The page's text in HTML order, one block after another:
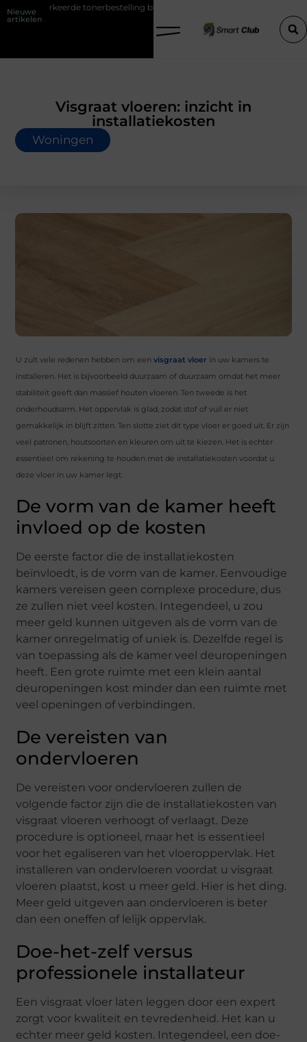
Nieuwe
artikelen
tonerbestelling bij HP printers
Visgraat vloeren: inzicht in
installatiekosten
Woningen
U zult vele redenen hebben om een ​​visgraat vloer in uw kamers te
installeren. Het is bijvoorbeeld duurzaam of duurzaam omdat het meer
stabiliteit geeft dan massief houten vloeren. Ten tweede is het
onderhoudsarm. Het oppervlak is glad, zodat stof of vuil er niet
gemakkelijk in blijft zitten. Ten slotte ziet dit type vloer er goed uit. Er zijn
veel patronen, houtsoorten en kleuren om uit te kiezen. Het is echter
essentieel om rekening te houden met de installatiekosten voordat u
deze vloer in uw kamer legt.
De vorm van de kamer heeft
invloed op de kosten
De eerste factor die de installatiekosten
beïnvloedt, is de vorm van de kamer. Eenvoudige
kamers vereisen geen complexe procedure, dus
ze zullen niet veel kosten. Integendeel, u zou
meer geld kunnen uitgeven als de vorm van de
kamer onregelmatig of uniek is. Dezelfde regel is
van toepassing als de kamer veel deuropeningen
heeft. Een grote ruimte met een klein aantal
deuropeningen kost minder dan een ruimte met
veel openingen of verbindingen.
De vereisten van
ondervloeren
De vereisten voor ondervloeren zullen de
volgende factor zijn die de installatiekosten van
visgraat vloeren verhoogt of verlaagt. Deze
procedure is optioneel, maar het is essentieel
voor het egaliseren van het vloeroppervlak. Het
installeren van ondervloeren voordat u visgraat
vloeren plaatst, kost u meer geld. Hier is het ding.
Meer geld uitgeven aan ondervloeren is beter
dan een oneffen of lelijk oppervlak.
Doe-het-zelf versus
professionele installateur
Een visgraat vloer laten leggen door een expert
zorgt voor kwaliteit en tevredenheid. Het kan u
echter meer geld kosten. Integendeel, een doe-